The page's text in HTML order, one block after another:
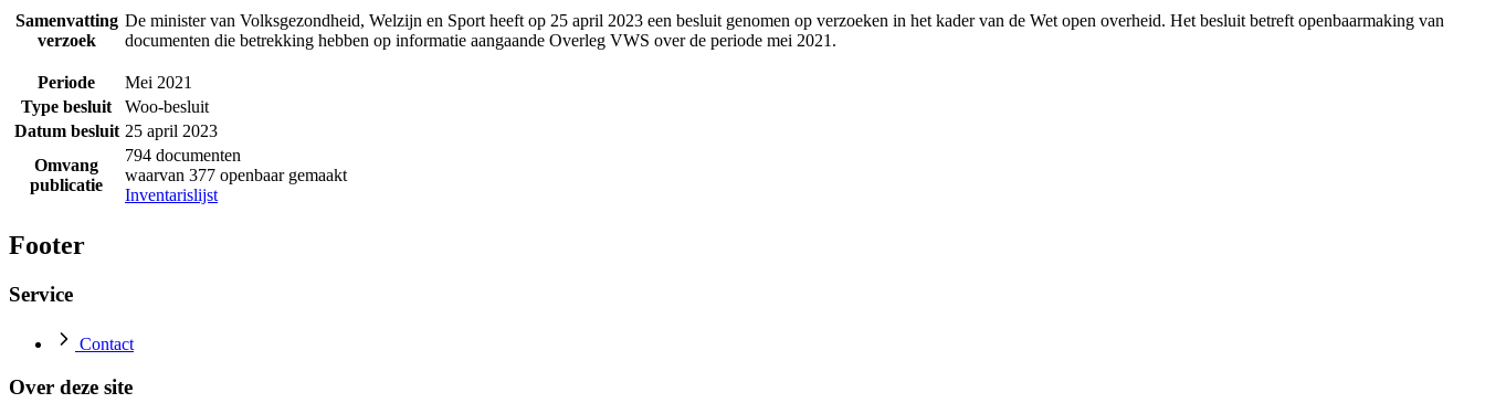
Samenvatting
verzoek
De minister van Volksgezondheid, Welzijn en Sport heeft op 25 april 2023 een besluit genomen op verzoeken in het kader van de Wet open overheid. Het besluit betreft openbaarmaking van
documenten die betrekking hebben op informatie aangaande Overleg VWS over de periode mei 2021.
Periode
Mei 2021
Type besluit
Woo-besluit
Datum besluit 25 april 2023
Omvang
publicatie
794 documenten
waarvan 377 openbaar gemaakt
Inventarislijst
Footer
Service
Contact
Over deze site